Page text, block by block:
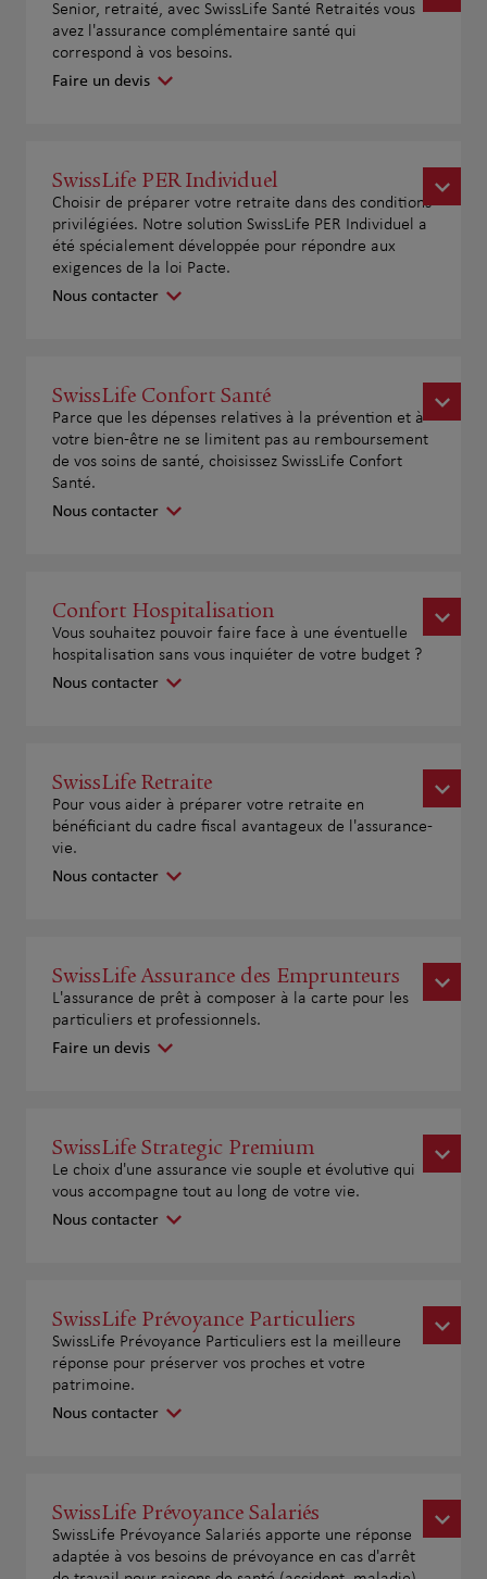
Senior, retraité, avec SwissLife Santé Retraités vous
avez l'assurance complémentaire santé qui
correspond à vos besoins.
Faire un devis
SwissLife PER Individuel
Choisir de préparer votre retraite dans des conditions
privilégiées. Notre solution SwissLife PER Individuel a
été spécialement développée pour répondre aux
exigences de la loi Pacte.
Nous contacter
SwissLife Confort Santé
Parce que les dépenses relatives à la prévention et à
votre bien-être ne se limitent pas au remboursement
de vos soins de santé, choisissez SwissLife Confort
Santé.
Nous contacter
Confort Hospitalisation
Vous souhaitez pouvoir faire face à une éventuelle
hospitalisation sans vous inquiéter de votre budget ?
Nous contacter
SwissLife Retraite
Pour vous aider à préparer votre retraite en
bénéficiant du cadre fiscal avantageux de l'assurance-
vie.
Nous contacter
SwissLife Assurance des Emprunteurs
L'assurance de prêt à composer à la carte pour les
particuliers et professionnels.
Faire un devis
SwissLife Strategic Premium
Le choix d'une assurance vie souple et évolutive qui
vous accompagne tout au long de votre vie.
Nous contacter
SwissLife Prévoyance Particuliers
SwissLife Prévoyance Particuliers est la meilleure
réponse pour préserver vos proches et votre
patrimoine.
Nous contacter
SwissLife Prévoyance Salariés
SwissLife Prévoyance Salariés apporte une réponse
adaptée à vos besoins de prévoyance en cas d'arrêt